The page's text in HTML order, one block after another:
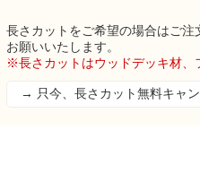
長さカットをご希望の場合はご
お願いいたします。
※長さカットはウッドデッキ材、
→ 只今、長さカット無料キャ